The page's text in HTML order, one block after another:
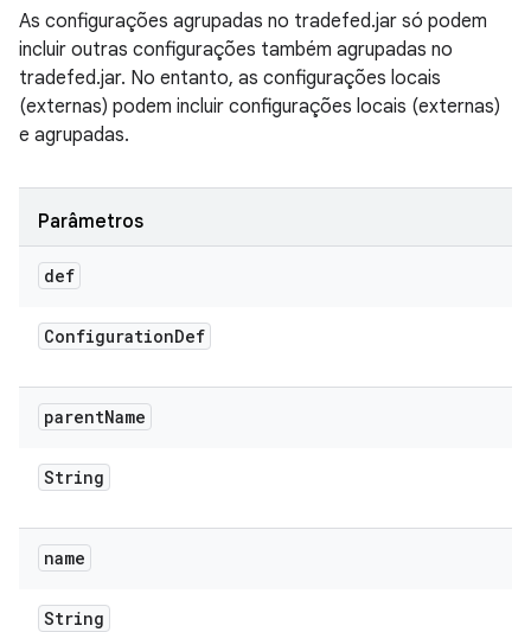
As configurações agrupadas no tradefed.jar só podem
incluir outras configurações também agrupadas no
tradefed.jar. No entanto, as configurações locais
(externas) podem incluir configurações locais (externas)
e agrupadas.
Parâmetros
def
ConfigurationDef
parentName
String
name
String